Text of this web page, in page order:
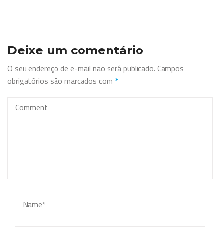
Deixe um comentário
O seu endereço de e-mail não será publicado. Campos
obrigatórios são marcados com *